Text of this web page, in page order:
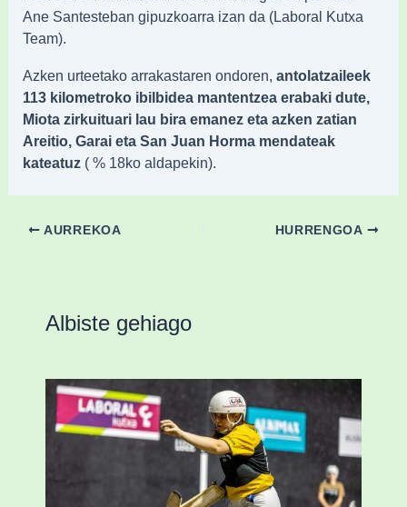
Ane Santesteban gipuzkoarra izan da (Laboral Kutxa
Team).
Azken urteetako arrakastaren ondoren,antolatzaileek
113 kilometroko ibilbidea mantentzea erabaki dute,
Miota zirkuituari lau bira emanez eta azken zatian
Areitio, Garai eta San Juan Horma mendateak
kateatuz ( % 18ko aldapekin).
AURREKOA HURRENGOA
Albiste gehiago